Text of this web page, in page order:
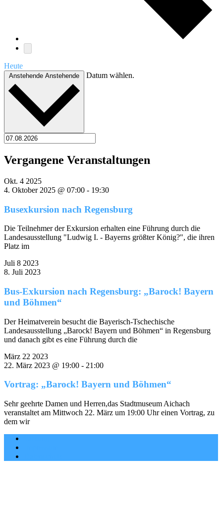
Heute
Anstehende Anstehende Datum wählen.
Vergangene Veranstaltungen
Okt. 4 2025
4. Oktober 2025 @ 07:00 - 19:30
Busexkursion nach Regensburg
Die Teilnehmer der Exkursion erhalten eine Führung durch die
Landesausstellung "Ludwig I. - Bayerns größter König?", die ihren
Platz im
Juli 8 2023
8. Juli 2023
Bus-Exkursion nach Regensburg: „Barock! Bayern
und Böhmen“
Der Heimatverein besucht die Bayerisch-Tschechische
Landesausstellung „Barock! Bayern und Böhmen“ in Regensburg
und danach gibt es eine Führung durch die
März 22 2023
22. März 2023 @ 19:00 - 21:00
Vortrag: „Barock! Bayern und Böhmen“
Sehr geehrte Damen und Herren,das Stadtmuseum Aichach
veranstaltet am Mittwoch 22. März um 19:00 Uhr einen Vortrag, zu
dem wir